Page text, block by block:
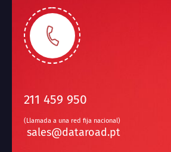
211 459 950
(Llamada a una red fija nacional)
sales@dataroad.pt